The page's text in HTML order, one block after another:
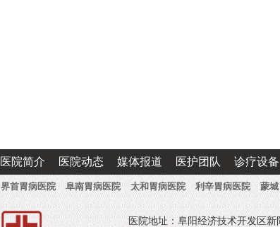
医院简介 医院动态 媒体报道 医护团队 诊疗设备
界首胃病医院 阜南胃病医院 太和胃病医院 利辛胃病医院 蒙
医院地址：阜阳经济技术开发区新